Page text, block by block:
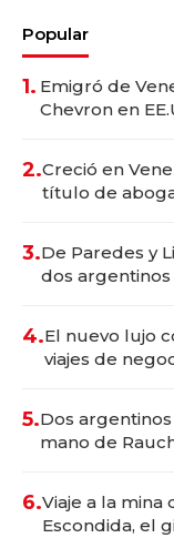
Popular
1. Emigró de
Chevron en
2.Creció en
título de
3.De Paredes y
dos
4.El nuevo lujo
viajes de
5.Dos
mano de
6.Viaje a la
Escondida, el